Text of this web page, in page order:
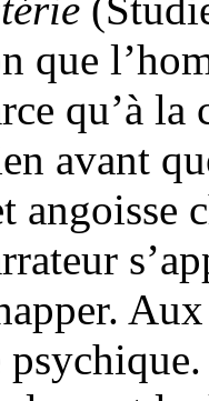
que
qu’à
avant
angoisse